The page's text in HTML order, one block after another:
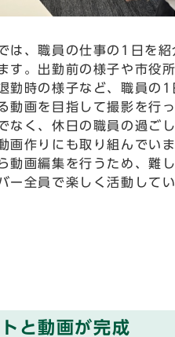
は、職員の仕事の1日を紹
す。出勤前の様子や市役
勤時の様子など、職員の1
動画を目指して撮影を行
なく、休日の職員の過ご
画作りにも取り組んでい
動画編集を行うため、難
ー全員で楽しく活動してい
と動画が完成